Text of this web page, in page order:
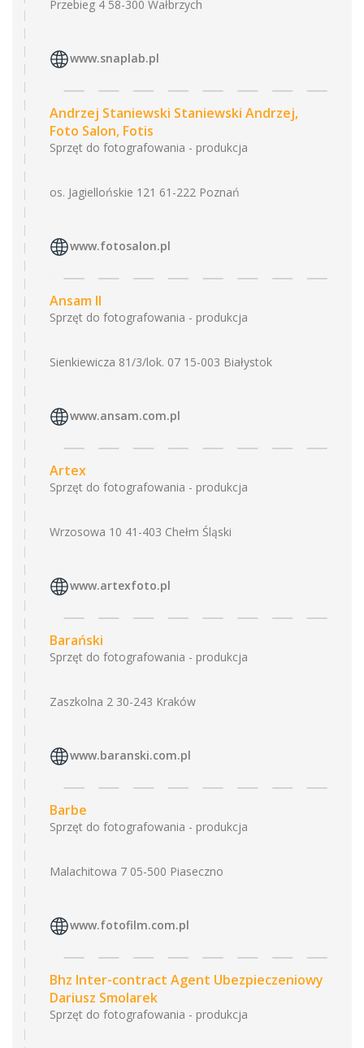
Przebieg 4 58-300 Wałbrzych
www.snaplab.pl
Andrzej Staniewski Staniewski Andrzej,
Foto Salon, Fotis
Sprzęt do fotografowania - produkcja
os. Jagiellońskie 121 61-222 Poznań
www.fotosalon.pl
Ansam II
Sprzęt do fotografowania - produkcja
Sienkiewicza 81/3/lok. 07 15-003 Białystok
www.ansam.com.pl
Artex
Sprzęt do fotografowania - produkcja
Wrzosowa 10 41-403 Chełm Śląski
www.artexfoto.pl
Barański
Sprzęt do fotografowania - produkcja
Zaszkolna 2 30-243 Kraków
www.baranski.com.pl
Barbe
Sprzęt do fotografowania - produkcja
Malachitowa 7 05-500 Piaseczno
www.fotofilm.com.pl
Bhz Inter-contract Agent Ubezpieczeniowy
Dariusz Smolarek
Sprzęt do fotografowania - produkcja